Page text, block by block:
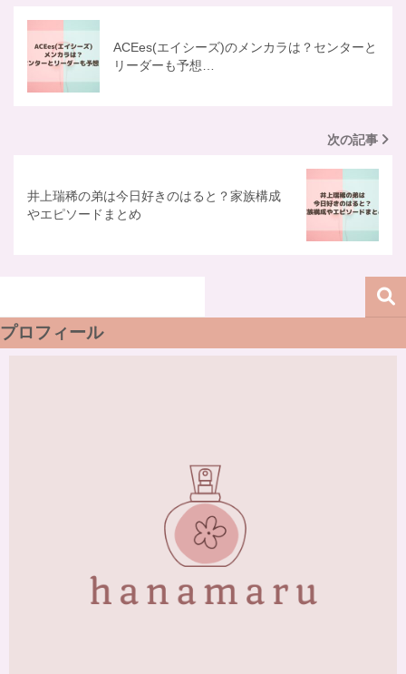
ACEes(エイシーズ)のメンカラは？センターと
リーダーも予想…
次の記事
井上瑞稀の弟は今日好きのはると？家族構成
やエピソードまとめ
プロフィール